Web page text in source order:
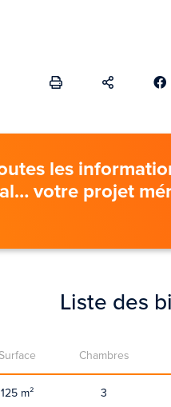
les
votre projet
Liste des
Surface Chambres
125 m² 3